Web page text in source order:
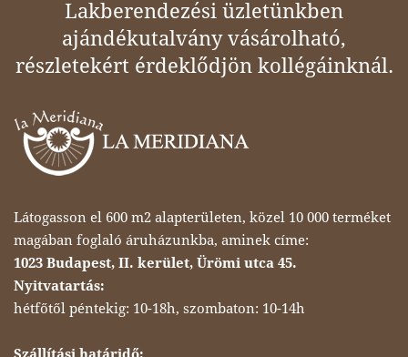
Lakberendezési üzletünkben
ajándékutalvány vásárolható,
részletekért érdeklődjön kollégáinknál.
Látogasson el 600 m2 alapterületen, közel 10 000 terméket
magában foglaló áruházunkba, aminek címe:
1023 Budapest, II. kerület, Ürömi utca 45.
Nyitvatartás:
hétfőtől péntekig: 10-18h, szombaton: 10-14h